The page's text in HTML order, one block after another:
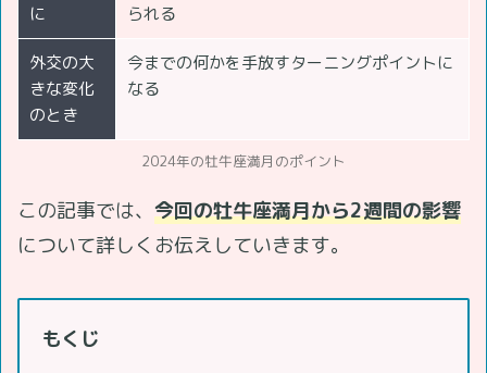
に
られる
外交の大
きな変化
のとき
今までの何かを手放すターニングポイントに
なる
2024年の牡牛座満月のポイント
この記事では、 今回の牡牛座満月から2週間の影響
について詳しくお伝えしていきます。
もくじ